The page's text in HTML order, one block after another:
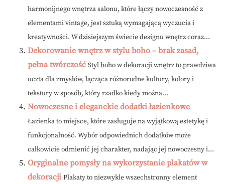
harmonijnego wnętrza salonu, które łączy nowoczesność z
elementami vintage, jest sztuką wymagającą wyczucia i
kreatywności. W dzisiejszym świecie designu wnętrz coraz...
Dekorowanie wnętrz w stylu boho – brak zasad,
pełna twórczość Styl boho w dekoracji wnętrz to prawdziwa
uczta dla zmysłów, łącząca różnorodne kultury, kolory i
tekstury w sposób, który rzadko kiedy można...
Nowoczesne i eleganckie dodatki łazienkowe
Łazienka to miejsce, które zasługuje na wyjątkową estetykę i
funkcjonalność. Wybór odpowiednich dodatków może
całkowicie odmienić jej charakter, nadając jej nowoczesny i...
Oryginalne pomysły na wykorzystanie plakatów w
dekoracji Plakaty to niezwykle wszechstronny element